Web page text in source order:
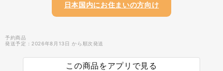
日本国内にお住まいの方向け
予約商品
発送予定：2026年8月13日 から順次発送
この商品をアプリで見る